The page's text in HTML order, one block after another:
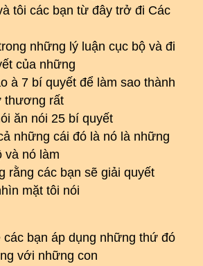
tôi các bạn từ đây trở đi Các
những lý luận cục bộ và đi
của những
à 7 bí quyết để làm sao thành
thương rất
ăn nói 25 bí quyết
những cái đó là nó là những
và nó làm
rằng các bạn sẽ giải quyết
mặt tôi nói
các bạn áp dụng những thứ đó
với những con